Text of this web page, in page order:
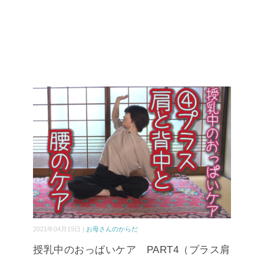
2021年04月19日 | お母さんのからだ
授乳中のおっぱいケア PART4（プラス肩